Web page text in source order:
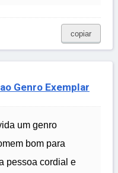
copiar
Genro Exemplar
um genro
bom para
pessoa cordial e